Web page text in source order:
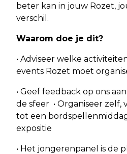
beter kan in jouw Rozet,
verschil.
Waarom doe je dit?
• Adviseer welke
events Rozet moet
• Geef feedback op ons
de sfeer • Organiseer zelf,
tot een
expositie
• Het jongerenpanel is de